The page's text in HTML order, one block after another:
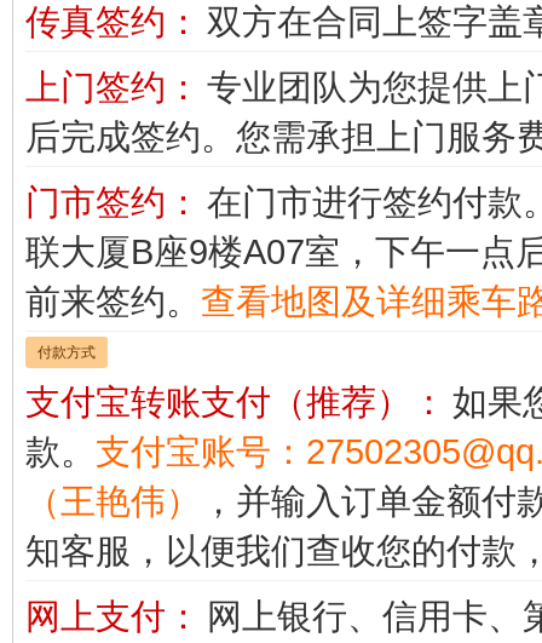
传真签约： 双方在合同上签字盖
上门签约： 专业团队为您提供上
后完成签约。您需承担上门服务
门市签约： 在门市进行签约付款
联大厦B座9楼A07室，下午一点
前来签约。 查看地图及详细乘车
付款方式
支付宝转账支付（推荐）： 如果
款。 支付宝账号：
（王艳伟）
，并输入订单金额付
知客服，以便我们查收您的付款
网上支付： 网上银行、信用卡、